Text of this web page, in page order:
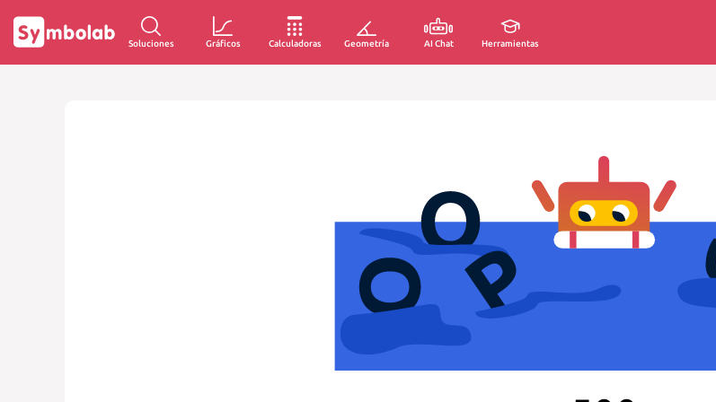
Soluciones Gráficos Calculadoras Geometría AI Chat Herramientas